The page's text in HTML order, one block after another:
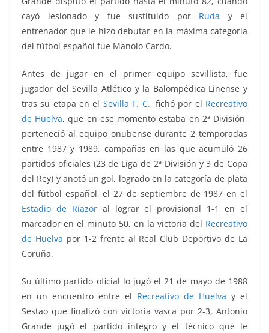
cayó lesionado y fue sustituido por Ruda y el
entrenador que le hizo debutar en la máxima categoría
del fútbol español fue Manolo Cardo.
Antes de jugar en el primer equipo sevillista, fue
jugador del Sevilla Atlético y la Balompédica Linense y
tras su etapa en el Sevilla F. C., fichó por el Recreativo
de Huelva, que en ese momento estaba en 2ª División,
perteneció al equipo onubense durante 2 temporadas
entre 1987 y 1989, campañas en las que acumuló 26
partidos oficiales (23 de Liga de 2ª División y 3 de Copa
del Rey) y anotó un gol, logrado en la categoría de plata
del fútbol español, el 27 de septiembre de 1987 en el
Estadio de Riazoral lograr el provisional 1-1 en el
marcador en el minuto 50, en la victoria del Recreativo
de Huelva por 1-2 frente al Real Club Deportivo de La
Coruña.
Su último partido oficial lo jugó el 21 de mayo de 1988
en un encuentro entre el Recreativo de Huelva y el
Sestao que finalizó con victoria vasca por 2-3, Antonio
Grande jugó el partido íntegro y el técnico que le